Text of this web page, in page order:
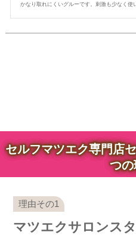
かなり取れにくいグルーです。刺激も少なく使
セルフマツエク専門店
つ
マツエクサロンス